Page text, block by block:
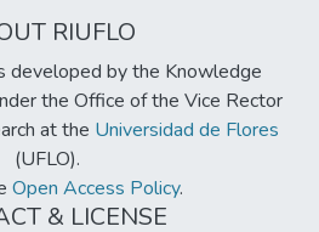
RIUFLO
developed by the Knowledge
the Office of the Vice Rector
at the Universidad de Flores
(UFLO).
Open Access Policy.
& LICENSE